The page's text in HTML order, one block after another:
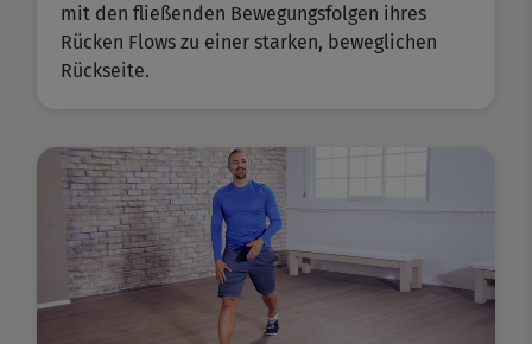
mit den fließenden Bewegungsfolgen ihres
Rücken Flows zu einer starken, beweglichen
Rückseite.